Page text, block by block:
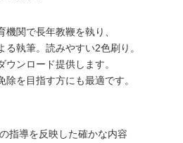
関で長年教鞭を執り、
執筆。読みやすい2色刷り。
ンロード提供します。
を目指す方にも最適です。
指導を反映した確かな内容